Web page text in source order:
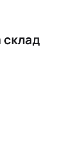
склад